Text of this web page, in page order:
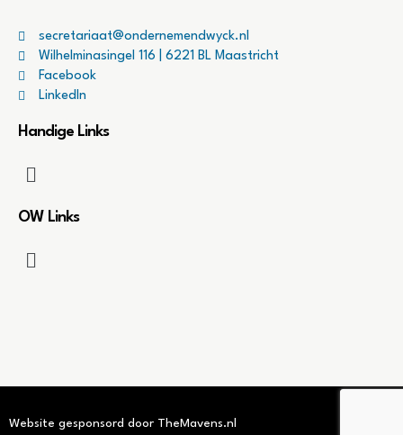
secretariaat@ondernemendwyck.nl
Wilhelminasingel 116 | 6221 BL Maastricht
Facebook
LinkedIn
Handige Links
OW Links
Website gesponsord door TheMavens.nl